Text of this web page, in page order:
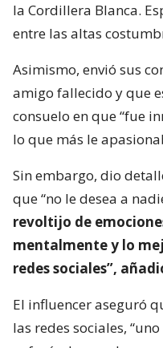
la Cordillera Blanca.
entre las altas
Asimismo, envió sus
amigo fallecido y que
consuelo en que “fue
lo que más le
Sin embargo, dio
que “no le desea a
revoltijo de
mentalmente y lo
redes sociales”,
El influencer aseguró
las redes sociales,